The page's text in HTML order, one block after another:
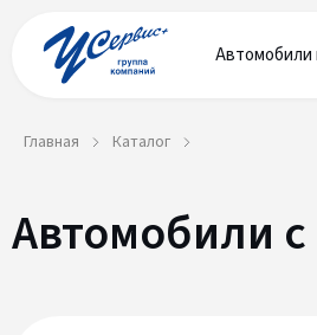
Автомобили
Главная Каталог
Автомобили